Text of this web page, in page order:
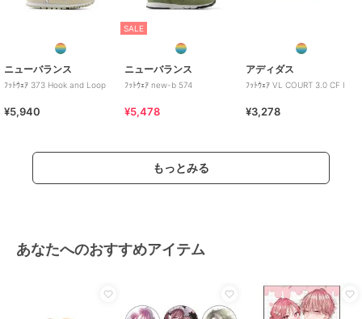
ニューバランス
ﾌｯﾄｳｪｱ 373 Hook and Loop
¥5,940
SALE
ニューバランス
ﾌｯﾄｳｪｱ new-b 574
¥5,478
アディダス
ﾌｯﾄｳｪｱ VL COURT 3.0 CF I
¥3,278
もっとみる
あなたへのおすすめアイテム